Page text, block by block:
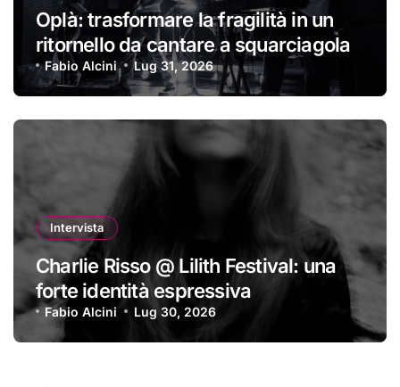
Oplà: trasformare la fragilità in un
ritornello da cantare a squarciagola
Fabio Alcini Lug 31, 2026
Intervista
Charlie Risso @ Lilith Festival: una
forte identità espressiva
Fabio Alcini Lug 30, 2026